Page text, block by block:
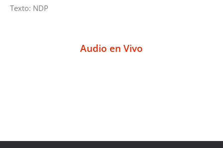
Texto: NDP
Audio en Vivo